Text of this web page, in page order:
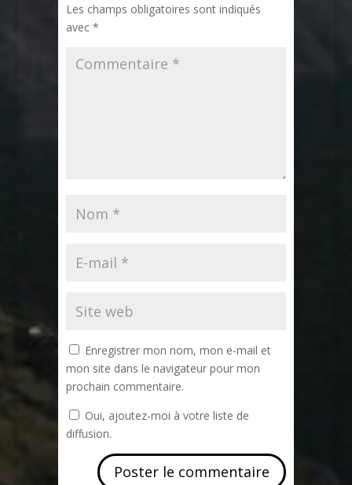
Les champs obligatoires sont indiqués
avec *
Enregistrer mon nom, mon e-mail et
mon site dans le navigateur pour mon
prochain commentaire.
Oui, ajoutez-moi à votre liste de
diffusion.